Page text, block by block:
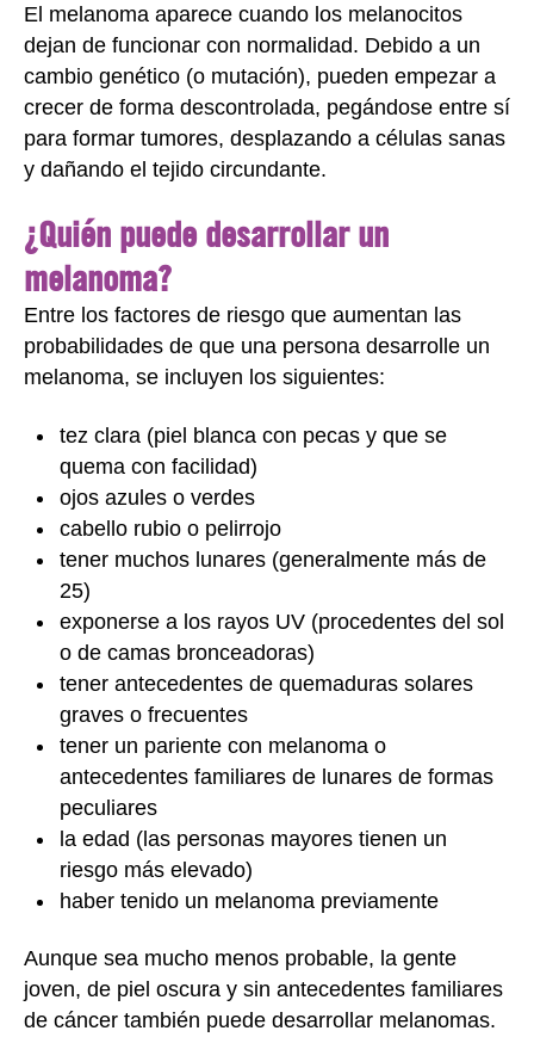
El melanoma aparece cuando los melanocitos
dejan de funcionar con normalidad. Debido a un
cambio genético (o mutación), pueden empezar a
crecer de forma descontrolada, pegándose entre sí
para formar tumores, desplazando a células sanas
y dañando el tejido circundante.
¿Quién puede desarrollar un
melanoma?
Entre los factores de riesgo que aumentan las
probabilidades de que una persona desarrolle un
melanoma, se incluyen los siguientes:
tez clara (piel blanca con pecas y que se
quema con facilidad)
ojos azules o verdes
cabello rubio o pelirrojo
tener muchos lunares (generalmente más de
25)
exponerse a los rayos UV (procedentes del sol
o de camas bronceadoras)
tener antecedentes de quemaduras solares
graves o frecuentes
tener un pariente con melanoma o
antecedentes familiares de lunares de formas
peculiares
la edad (las personas mayores tienen un
riesgo más elevado)
haber tenido un melanoma previamente
Aunque sea mucho menos probable, la gente
joven, de piel oscura y sin antecedentes familiares
de cáncer también puede desarrollar melanomas.